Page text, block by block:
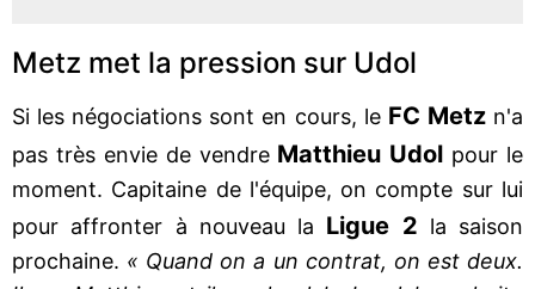
Metz met la pression sur Udol
Si les négociations sont en cours, le FC Metzn'a
pas très envie de vendre Matthieu Udol pour le
moment. Capitaine de l'équipe, on compte sur lui
pour affronter à nouveau la Ligue 2 la saison
prochaine. « Quand on a un contrat, on est deux.